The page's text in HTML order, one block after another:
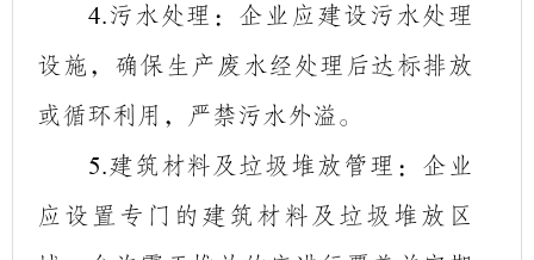
4.污水处理 ：企业应建设污水处理
设施，确保生产废水经处理后达标排放
或循环利用 ，严禁污水外溢。
5.建筑材料及垃圾堆放管理 ：企业
应设置专门的建筑材料及垃圾堆放区